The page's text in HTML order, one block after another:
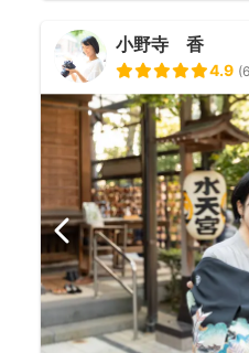
小野寺 香
4.9 (